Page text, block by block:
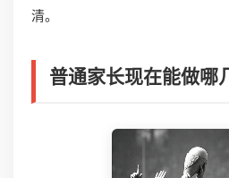
清。
普通家长现在能做哪